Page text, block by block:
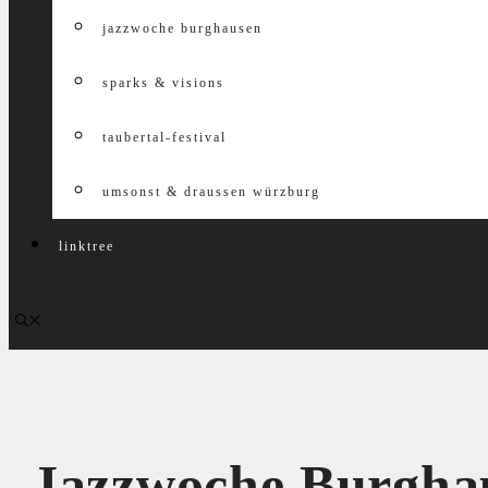
jazzwoche burghausen
sparks & visions
taubertal-festival
umsonst & draussen würzburg
linktree